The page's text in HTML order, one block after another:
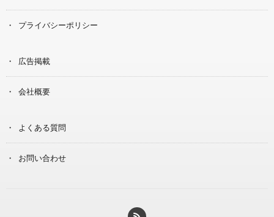
プライバシーポリシー
広告掲載
会社概要
よくある質問
お問い合わせ